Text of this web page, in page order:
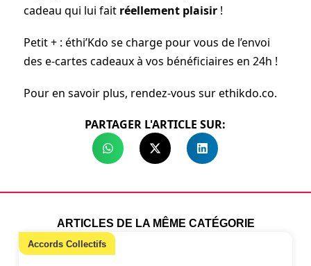
cadeau qui lui fait réellement plaisir!
Petit + : éthi’Kdo se charge pour vous de l’envoi
des e-cartes cadeaux à vos bénéficiaires en 24h !
Pour en savoir plus, rendez-vous sur ethikdo.co.
PARTAGER L'ARTICLE SUR:
ARTICLES DE LA MÊME CATÉGORIE
Accords Collectifs